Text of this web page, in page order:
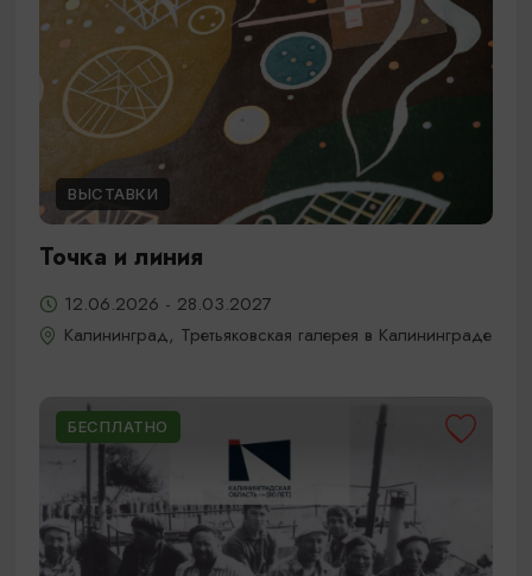
ВЫСТАВКИ
Точка и линия
12.06.2026 - 28.03.2027
Калининград, Третьяковская галерея в Калининграде
БЕСПЛАТНО